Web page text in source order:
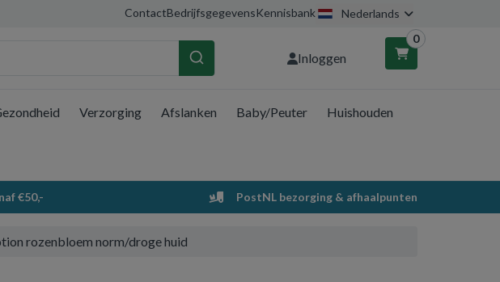
ContactBedrijfsgegevensKennisbank Nederlands
Inloggen
0
Winkelwagen
Uw winkelwagen is leeg.
Vul hem met producten.
Verzorging Afslanken Baby/Peuter Huishouden
€50,- PostNL bezorging & afhaalpunten
rozenbloem norm/droge huid